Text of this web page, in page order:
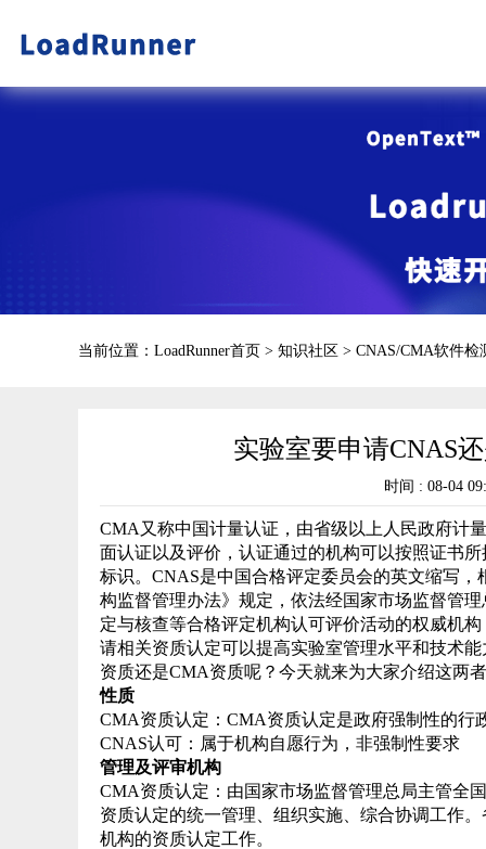
当前位置： LoadRunner首页 > 知识社区 > CNAS/CMA软件检
实验室要申请CNAS
时间 : 08-04
CMA又称中国计量认证，由省级以上人民政府计
面认证以及评价，认证通过的机构可以按照证书
标识。CNAS是中国合格评定委员会的英文缩写
构监督管理办法》规定，依法经国家市场监督管
定与核查等合格评定机构认可评价活动的权威机
请相关资质认定可以提高实验室管理水平和技术
资质还是CMA资质呢？今天就来为大家介绍这两
性质
CMA资质认定：CMA资质认定是政府强制性的行
CNAS认可：属于机构自愿行为，非强制性要求
管理及评审机构
CMA资质认定：由国家市场监督管理总局主管全
资质认定的统一管理、组织实施、综合协调工作
机构的资质认定工作。